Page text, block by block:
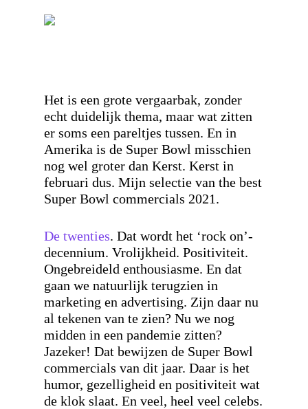
Het is een grote vergaarbak, zonder
echt duidelijk thema, maar wat zitten
er soms een pareltjes tussen. En in
Amerika is de Super Bowl misschien
nog wel groter dan Kerst. Kerst in
februari dus. Mijn selectie van the best
Super Bowl commercials 2021.
De twenties. Dat wordt het ‘rock on’-
decennium. Vrolijkheid. Positiviteit.
Ongebreideld enthousiasme. En dat
gaan we natuurlijk terugzien in
marketing en advertising. Zijn daar nu
al tekenen van te zien? Nu we nog
midden in een pandemie zitten?
Jazeker! Dat bewijzen de Super Bowl
commercials van dit jaar. Daar is het
humor, gezelligheid en positiviteit wat
de klok slaat. En veel, heel veel celebs.